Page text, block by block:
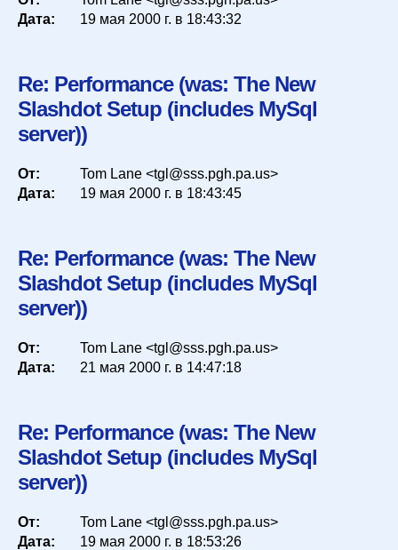
Дата:
19 мая 2000 г. в 18:43:32
Re: Performance (was: The New
Slashdot Setup (includes MySql
server))
От:
Tom Lane <tgl@sss.pgh.pa.us>
Дата:
19 мая 2000 г. в 18:43:45
Re: Performance (was: The New
Slashdot Setup (includes MySql
server))
От:
Tom Lane <tgl@sss.pgh.pa.us>
Дата:
21 мая 2000 г. в 14:47:18
Re: Performance (was: The New
Slashdot Setup (includes MySql
server))
От:
Tom Lane <tgl@sss.pgh.pa.us>
Дата:
19 мая 2000 г. в 18:53:26